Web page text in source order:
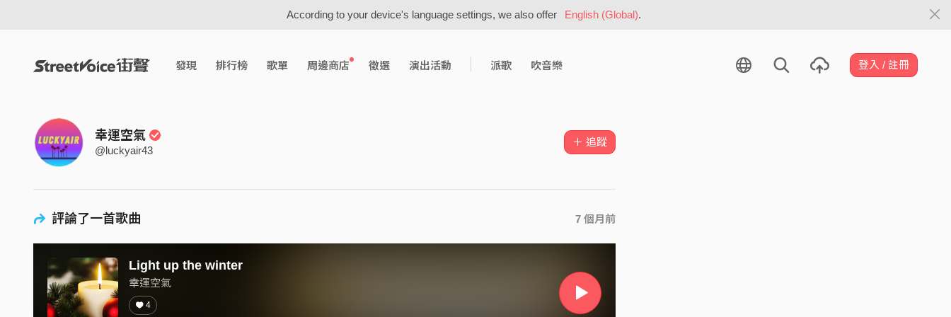
According to your device's language settings, we also offer English (Global).
發現 排行榜 歌單 周邊商店 徵選 演出活動 派歌 吹音樂 登入 / 註冊
幸運空氣
@luckyair43
＋ 追蹤
評論了一首歌曲 7 個月前
Light up the winter
幸運空氣
4